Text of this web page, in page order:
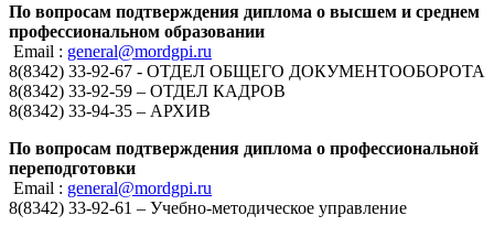
По вопросам подтверждения диплома о высшем и среднем
профессиональном образовании
Email : general@mordgpi.ru
8(8342) 33-92-67 - ОТДЕЛ ОБЩЕГО ДОКУМЕНТООБОРОТА
8(8342) 33-92-59 – ОТДЕЛ КАДРОВ
8(8342) 33-94-35 – АРХИВ
По вопросам подтверждения диплома о профессиональной
переподготовки
Email : general@mordgpi.ru
8(8342) 33-92-61 – Учебно-методическое управление